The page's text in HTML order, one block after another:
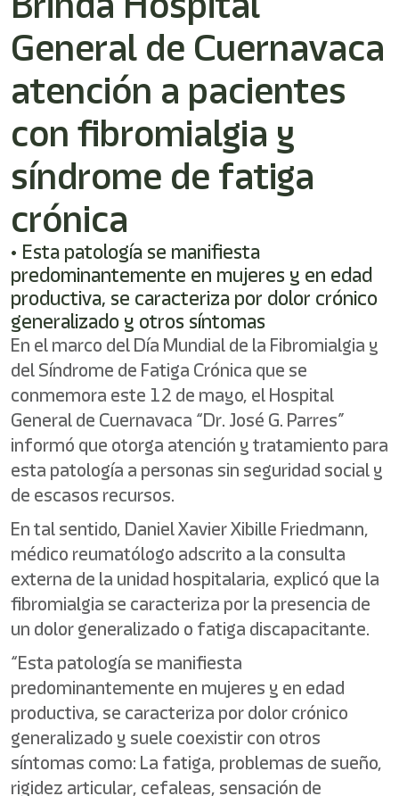
General de Cuernavaca
atención a pacientes
con fibromialgia y
síndrome de fatiga
crónica
• Esta patología se manifiesta
predominantemente en mujeres y en edad
productiva, se caracteriza por dolor crónico
generalizado y otros síntomas
En el marco del Día Mundial de la Fibromialgia y
del Síndrome de Fatiga Crónica que se
conmemora este 12 de mayo, el Hospital
General de Cuernavaca “Dr. José G. Parres”
informó que otorga atención y tratamiento para
esta patología a personas sin seguridad social y
de escasos recursos.
En tal sentido, Daniel Xavier Xibille Friedmann,
médico reumatólogo adscrito a la consulta
externa de la unidad hospitalaria, explicó que la
fibromialgia se caracteriza por la presencia de
un dolor generalizado o fatiga discapacitante.
“Esta patología se manifiesta
predominantemente en mujeres y en edad
productiva, se caracteriza por dolor crónico
generalizado y suele coexistir con otros
síntomas como: La fatiga, problemas de sueño,
rigidez articular, cefaleas, sensación de